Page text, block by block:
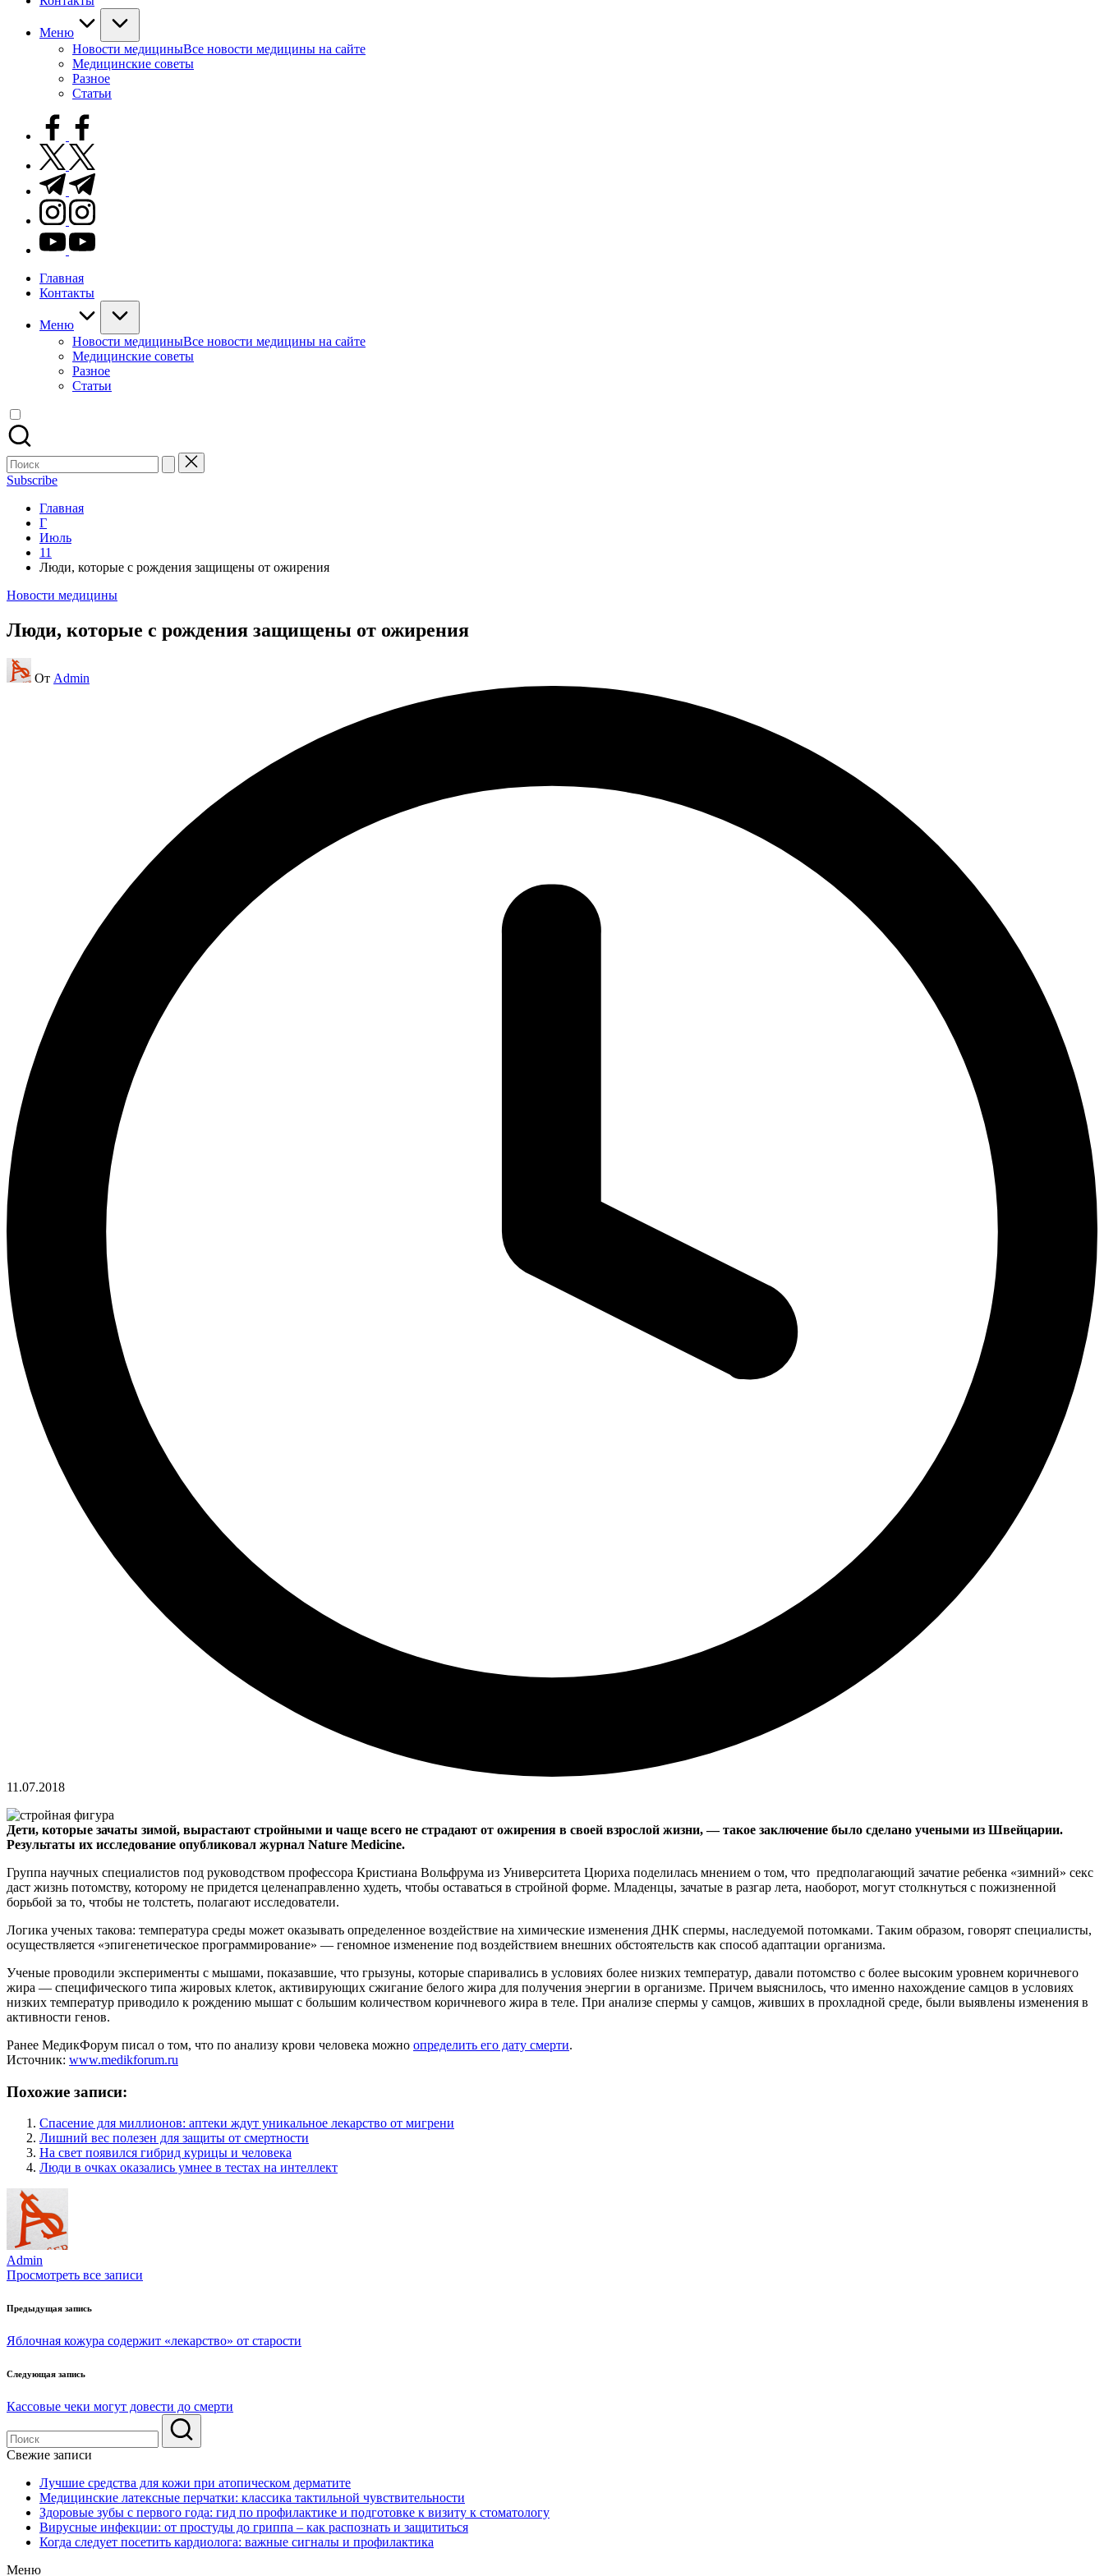
Меню
Новости медициныВсе новости медицины на сайте
Медицинские советы
Разное
Статьи
facebook.com
twitter.com
t.me
instagram.com
youtube.com
Главная
Контакты
Меню
Новости медициныВсе новости медицины на сайте
Медицинские советы
Разное
Статьи
Поиск
для:
Subscribe
Главная
Г
Июль
11
Люди, которые с рождения защищены от ожирения
Опубликовано
Новости медицины
Люди, которые с рождения защищены от ожирения
Запись
от
От Admin
11.07.2018
Дети, которые зачаты зимой, вырастают стройными и чаще всего не страдают от ожирения в своей взрослой жизни, — такое заключение было сделано учеными из Швейцарии.
Результаты их исследование опубликовал журнал Nature Medicine.
Группа научных специалистов под руководством профессора Кристиана Вольфрума из Университета Цюриха поделилась мнением о том, что предполагающий зачатие ребенка «зимний» секс
даст жизнь потомству, которому не придется целенаправленно худеть, чтобы оставаться в стройной форме. Младенцы, зачатые в разгар лета, наоборот, могут столкнуться с пожизненной
борьбой за то, чтобы не толстеть, полагают исследователи.
Логика ученых такова: температура среды может оказывать определенное воздействие на химические изменения ДНК спермы, наследуемой потомками. Таким образом, говорят специалисты,
осуществляется «эпигенетическое программирование» — геномное изменение под воздействием внешних обстоятельств как способ адаптации организма.
Ученые проводили эксперименты с мышами, показавшие, что грызуны, которые спаривались в условиях более низких температур, давали потомство с более высоким уровнем коричневого
жира — специфического типа жировых клеток, активирующих сжигание белого жира для получения энергии в организме. Причем выяснилось, что именно нахождение самцов в условиях
низких температур приводило к рождению мышат с большим количеством коричневого жира в теле. При анализе спермы у самцов, живших в прохладной среде, были выявлены изменения в
активности генов.
Ранее МедикФорум писал о том, что по анализу крови человека можно определить его дату смерти.
Источник: www.medikforum.ru
Похожие записи:
Спасение для миллионов: аптеки ждут уникальное лекарство от мигрени
Лишний вес полезен для защиты от смертности
На свет появился гибрид курицы и человека
Люди в очках оказались умнее в тестах на интеллект
Admin
Просмотреть все записи
Навигация
по
Предыдущая запись
Яблочная кожура содержит «лекарство» от старости
Следующая запись
Кассовые чеки могут довести до смерти
Свежие записи
Лучшие средства для кожи при атопическом дерматите
Медицинские латексные перчатки: классика тактильной чувствительности
Здоровые зубы с первого года: гид по профилактике и подготовке к визиту к стоматологу
Вирусные инфекции: от простуды до гриппа – как распознать и защититься
Когда следует посетить кардиолога: важные сигналы и профилактика
Меню